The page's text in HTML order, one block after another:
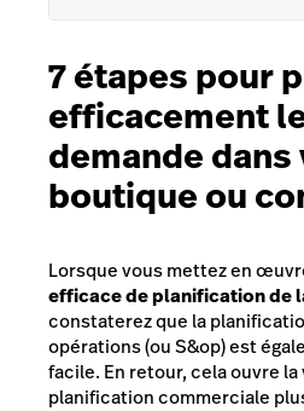
7 étapes pour
efficacement
demande
boutique ou
Lorsque vous mettez en
efficace de planification de
constaterez que la
opérations (ou S&op) est
facile. En retour, cela ouvre la
planification commerciale